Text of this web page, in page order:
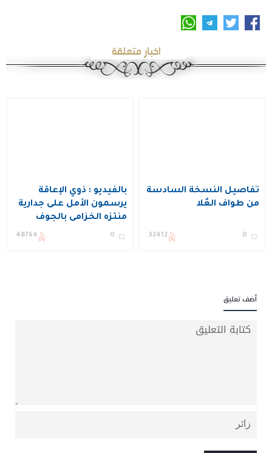
اخبار متعلقة
تفاصيل النسخة السادسة
من طواف العُلا
0
32412
بالفيديو : ذوي الإعاقة
يرسمون الأمل على جدارية
منتزه الخزامى بالجوف
ضمن مبادرة مجتمعية
0
48764
أضف تعليق